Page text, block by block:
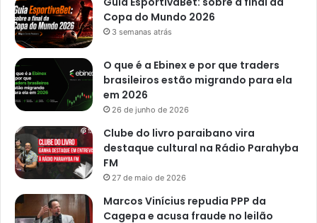
Copa do Mundo 2026
3 semanas atrás
O que é a Ebinex e por que traders
brasileiros estão migrando para ela
em 2026
26 de junho de 2026
Clube do livro paraibano vira
destaque cultural na Rádio Parahyba
FM
27 de maio de 2026
Marcos Vinícius repudia PPP da
Cagepa e acusa fraude no leilão